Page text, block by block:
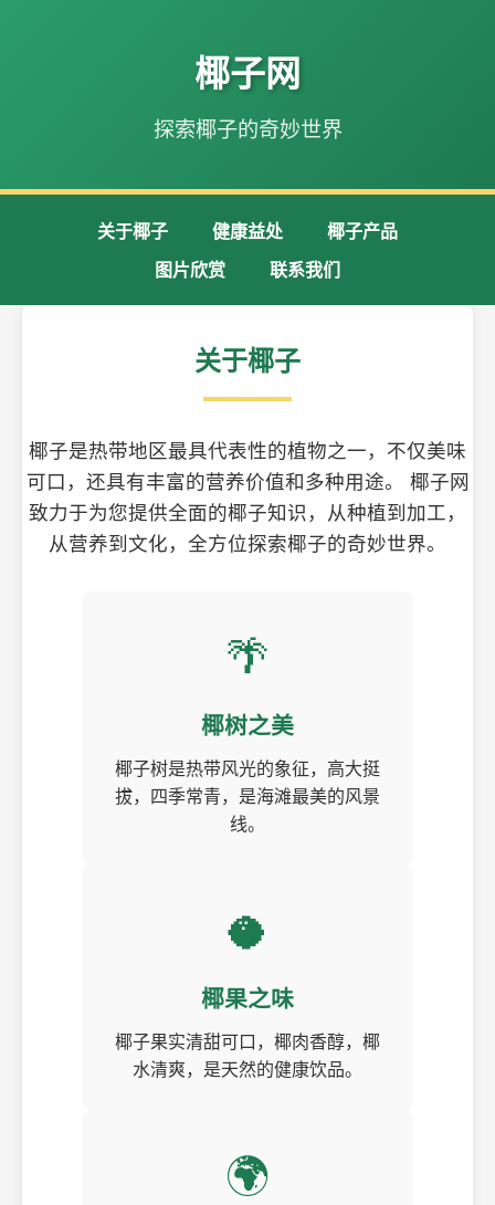
椰子网
探索椰子的奇妙世界
关于椰子 健康益处
椰子产品
图片欣赏
联系我们
关于椰子
椰子是热带地区最具代表性的植物之一，不仅美味
可口，还具有丰富的营养价值和多种用途。 椰子网
致力于为您提供全面的椰子知识，从种植到加工，
从营养到文化，全方位探索椰子的奇妙世界。
🌴
椰树之美
椰子树是热带风光的象征，高大挺
拔，四季常青，是海滩最美的风景
线。
🥥
椰果之味
椰子果实清甜可口，椰肉香醇，椰
水清爽，是天然的健康饮品。
🌍